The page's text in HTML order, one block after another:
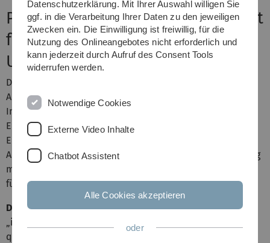
Preis der Deutschen Gesellschaft
für Arbeitsmedizin und
Umweltmedizin
Der Vorstand der Deutschen Gesellschaft für
Arbeitsmedizin und Umweltmedizin (DGAUM) hat den
Innovationspreis der Fachgesellschaft 2019 an Dr. Gerd
Enderle verliehen.
Er gestaltet in der Sozial- und Arbeitsmedizinischen
Akademie Baden-Württemberg e.V. (SAMA) „in Verbindung
mit der Universität Ulm“ Fort- und Weiterbildungskurse
für Arbeits- und Umweltmediziner.
Den Innovationspreis erhielt Dr. Gerd Enderlefür
„innovative und hervorragende Leistungen im Feld der
qualifizierten Fort- und Weiterbildung“. Die Verleihung
Datenschutzerklärung. Mit Ihrer Auswahl willigen Sie
ggf. in die Verarbeitung Ihrer Daten zu den jeweiligen
Zwecken ein. Die Einwilligung ist freiwillig, für die
Nutzung des Onlineangebotes nicht erforderlich und
kann jederzeit durch Aufruf des Consent Tools
widerrufen werden.
Notwendige Cookies
Externe Video Inhalte
Chatbot Assistent
Alle Cookies akzeptieren
oder